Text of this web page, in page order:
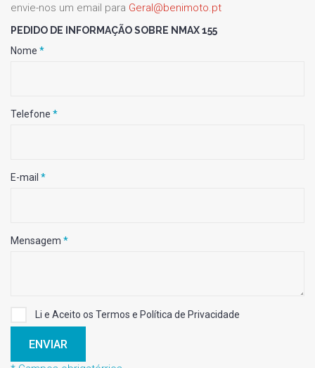
envie-nos um email para Geral@benimoto.pt
PEDIDO DE INFORMAÇÃO SOBRE NMAX 155
Nome *
Telefone *
E-mail *
Mensagem *
Li e Aceito os Termos e Política de Privacidade
ENVIAR